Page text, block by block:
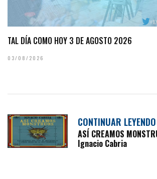
TAL DÍA COMO HOY 3 DE AGOSTO 2026
03/08/2026
CONTINUAR LEYENDO
ASÍ CREAMOS
Ignacio Cabria